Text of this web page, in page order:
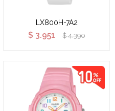
LX800H-7A2
$ 3.951 $ 4.390